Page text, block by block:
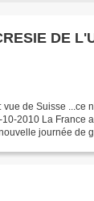
DE
de Suisse ...ce
2010 La France
journée de